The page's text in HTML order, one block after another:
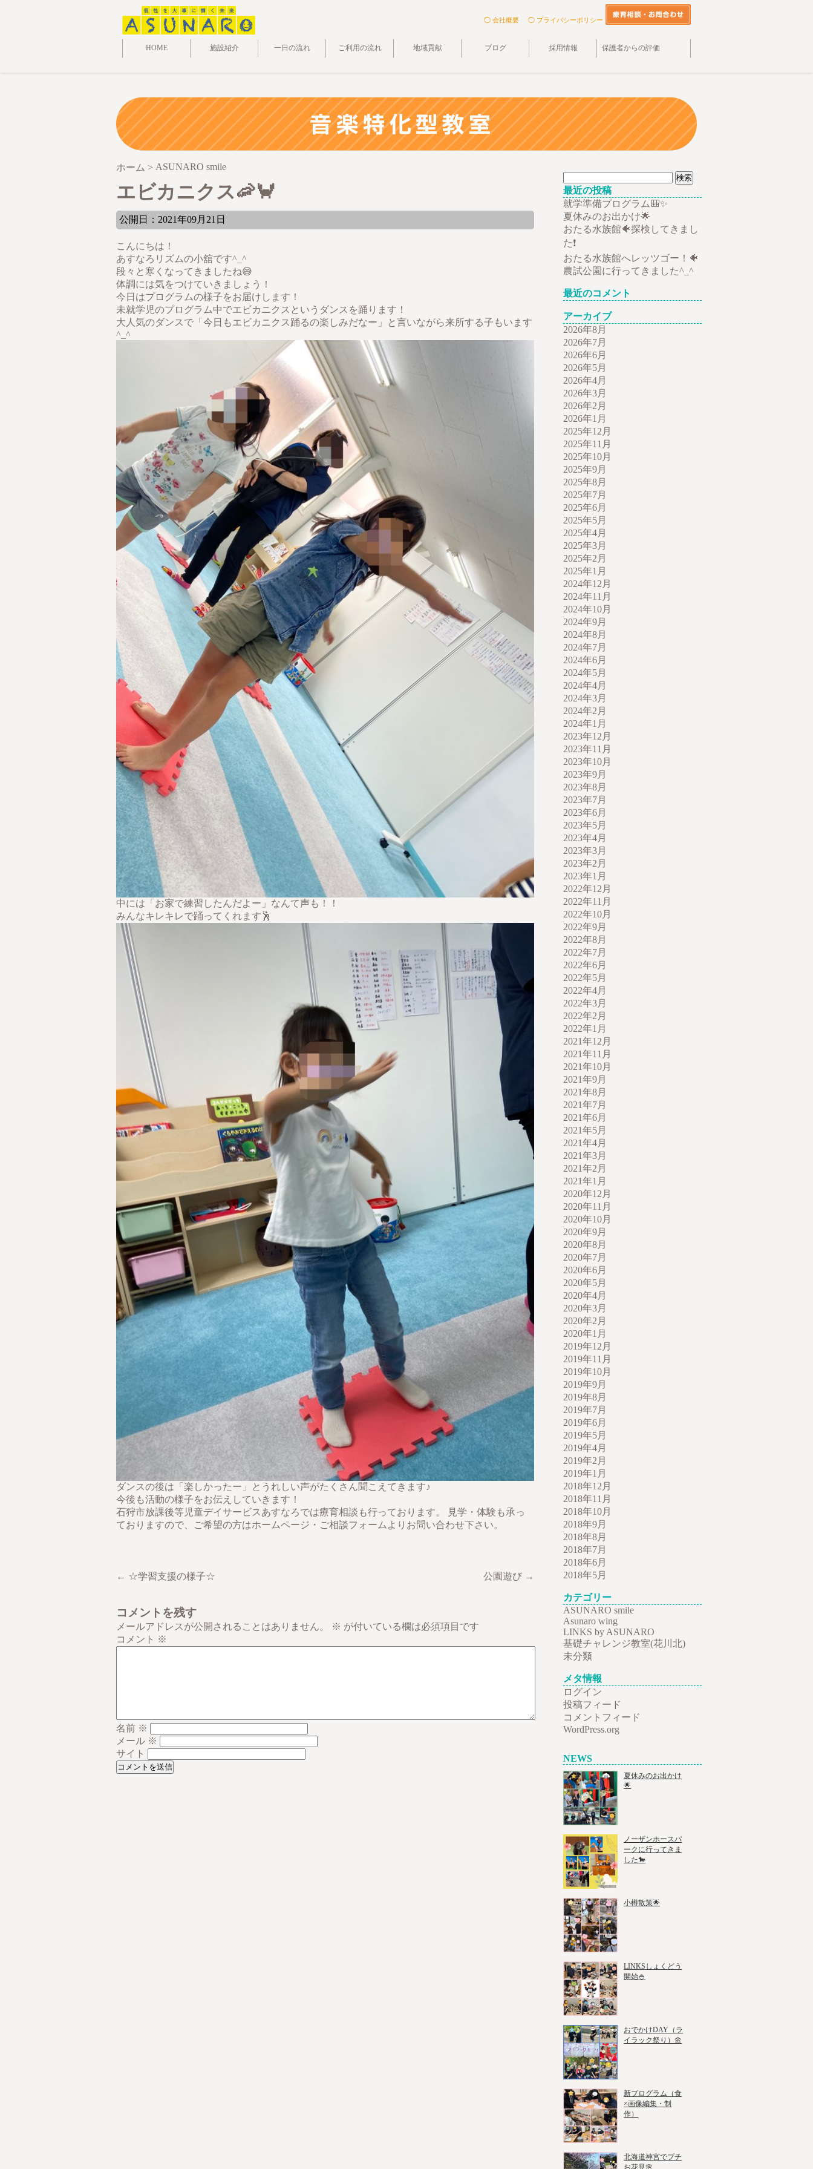
◯ 会社概要 ◯ プライバシーポリシー
HOME 施設紹介 一日の流れ ご利用の流れ 地域貢献 ブログ 採用情報 保護者からの評価
ホーム > ASUNARO smile
エビカニクス🦐🦀
公開日：2021年09月21日
こんにちは！
あすなろリズムの小舘です^_^
段々と寒くなってきましたね😅
体調には気をつけていきましょう！
今日はプログラムの様子をお届けします！
未就学児のプログラム中でエビカニクスというダンスを踊ります！
大人気のダンスで「今日もエビカニクス踊るの楽しみだなー」と言いながら来所する子もいます
^_^
中には「お家で練習したんだよー」なんて声も！！
みんなキレキレで踊ってくれます🕺
ダンスの後は「楽しかったー」とうれしい声がたくさん聞こえてきます♪
今後も活動の様子をお伝えしていきます！
石狩市放課後等児童デイサービスあすなろでは療育相談も行っております。 見学・体験も承っ
ておりますので、ご希望の方はホームページ・ご相談フォームよりお問い合わせ下さい。
← ☆学習支援の様子☆ 公園遊び →
コメントを残す
メールアドレスが公開されることはありません。 ※ が付いている欄は必須項目です
コメント ※
名前 ※
メール ※
サイト
索:
最近の投稿
就学準備プログラム🎒✨
夏休みのお出かけ🌟
おたる水族館🐠探検してきまし
た❗
おたる水族館へレッツゴー！🐠
農試公園に行ってきました^_^
最近のコメント
アーカイブ
2026年8月
2026年7月
2026年6月
2026年5月
2026年4月
2026年3月
2026年2月
2026年1月
2025年12月
2025年11月
2025年10月
2025年9月
2025年8月
2025年7月
2025年6月
2025年5月
2025年4月
2025年3月
2025年2月
2025年1月
2024年12月
2024年11月
2024年10月
2024年9月
2024年8月
2024年7月
2024年6月
2024年5月
2024年4月
2024年3月
2024年2月
2024年1月
2023年12月
2023年11月
2023年10月
2023年9月
2023年8月
2023年7月
2023年6月
2023年5月
2023年4月
2023年3月
2023年2月
2023年1月
2022年12月
2022年11月
2022年10月
2022年9月
2022年8月
2022年7月
2022年6月
2022年5月
2022年4月
2022年3月
2022年2月
2022年1月
2021年12月
2021年11月
2021年10月
2021年9月
2021年8月
2021年7月
2021年6月
2021年5月
2021年4月
2021年3月
2021年2月
2021年1月
2020年12月
2020年11月
2020年10月
2020年9月
2020年8月
2020年7月
2020年6月
2020年5月
2020年4月
2020年3月
2020年2月
2020年1月
2019年12月
2019年11月
2019年10月
2019年9月
2019年8月
2019年7月
2019年6月
2019年5月
2019年4月
2019年2月
2019年1月
2018年12月
2018年11月
2018年10月
2018年9月
2018年8月
2018年7月
2018年6月
2018年5月
カテゴリー
ASUNARO smile
Asunaro wing
LINKS by ASUNARO
基礎チャレンジ教室(花川北)
未分類
メタ情報
ログイン
投稿フィード
コメントフィード
WordPress.org
NEWS
夏休みのお出かけ
🌟
ノーザンホースパ
ークに行ってきま
した🐎
小樽散策🌟
LINKSしょくどう
開始🍚
おでかけDAY（ラ
イラック祭り）🌼
新プログラム（食
×画像編集・制
作）
北海道神宮でプチ
お花見🌸